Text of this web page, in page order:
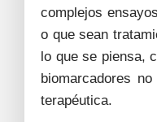
complejos
o que sean
lo que se piensa,
biomarcadores
terapéutica.